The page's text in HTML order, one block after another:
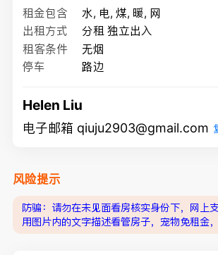
租金包含
水, 电, 煤, 暖, 网
出租方式
分租 独立出入
租客条件
无烟
停车
路边
Helen Liu
电子邮箱 qiuju2903@gmail.com
风险提示
防骗：请勿在未见面看房核实身份下，网上支
用图片内的文字描述看管房子，宠物免租金